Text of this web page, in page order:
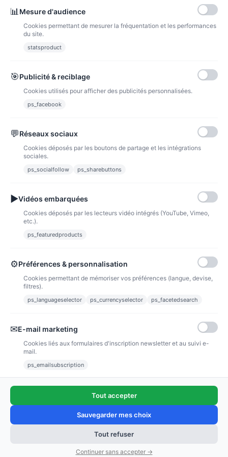
Baby Boss -
Nous contacter
Suivez-nous
Newsletter
© 2021 - Pinceedebonheur.Com - Par Esh-Dev.Fr™
📊 Mesure d'audience
Cookies permettant de mesurer la fréquentation et les performances
du site.
statsproduct
🎯Publicité & reciblage
Cookies utilisés pour afficher des publicités personnalisées.
ps_facebook
💬Réseaux sociaux
Cookies déposés par les boutons de partage et les intégrations
sociales.
ps_socialfollow ps_sharebuttons
▶Vidéos embarquées
Cookies déposés par les lecteurs vidéo intégrés (YouTube, Vimeo,
etc.).
ps_featuredproducts
⚙Préférences & personnalisation
Cookies permettant de mémoriser vos préférences (langue, devise,
filtres).
ps_languageselector ps_currencyselector ps_facetedsearch
✉E-mail marketing
Cookies liés aux formulaires d'inscription newsletter et au suivi e-
mail.
ps_emailsubscription
Tout accepter
Sauvegarder mes choix
Tout refuser
Continuer sans accepter →